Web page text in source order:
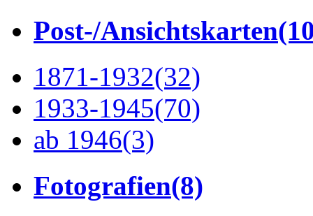
Post-/Ansichtskarten
1871-1932(32)
1933-1945(70)
ab 1946(3)
Fotografien(8)